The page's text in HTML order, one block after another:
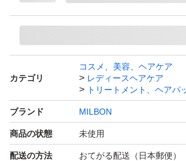
ートメント、ヘアパック）
ブランド：MILBON
カテゴリ
コスメ、美容、ヘアケア
レディースヘアケア
トリートメント、ヘアパ
ブランド MILBON
商品の状態 未使用
配送の方法 おてがる配送（日本郵便）